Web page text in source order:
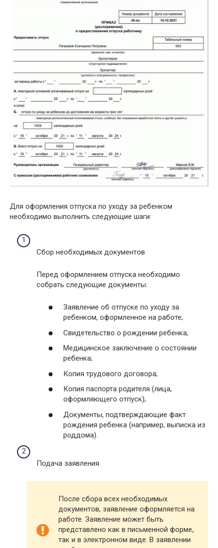
Для оформления отпуска по уходу за ребенком
необходимо выполнить следующие шаги:
Сбор необходимых документов
Перед оформлением отпуска необходимо
собрать следующие документы:
Заявление об отпуске по уходу за
ребенком, оформленное на работе;
Свидетельство о рождении ребенка;
Медицинское заключение о состоянии
ребенка;
Копия трудового договора;
Копия паспорта родителя (лица,
оформляющего отпуск);
Документы, подтверждающие факт
рождения ребенка (например, выписка из
роддома).
Подача заявления
После сбора всех необходимых
документов, заявление оформляется на
работе. Заявление может быть
представлено как в письменной форме,
так и в электронном виде. В заявлении